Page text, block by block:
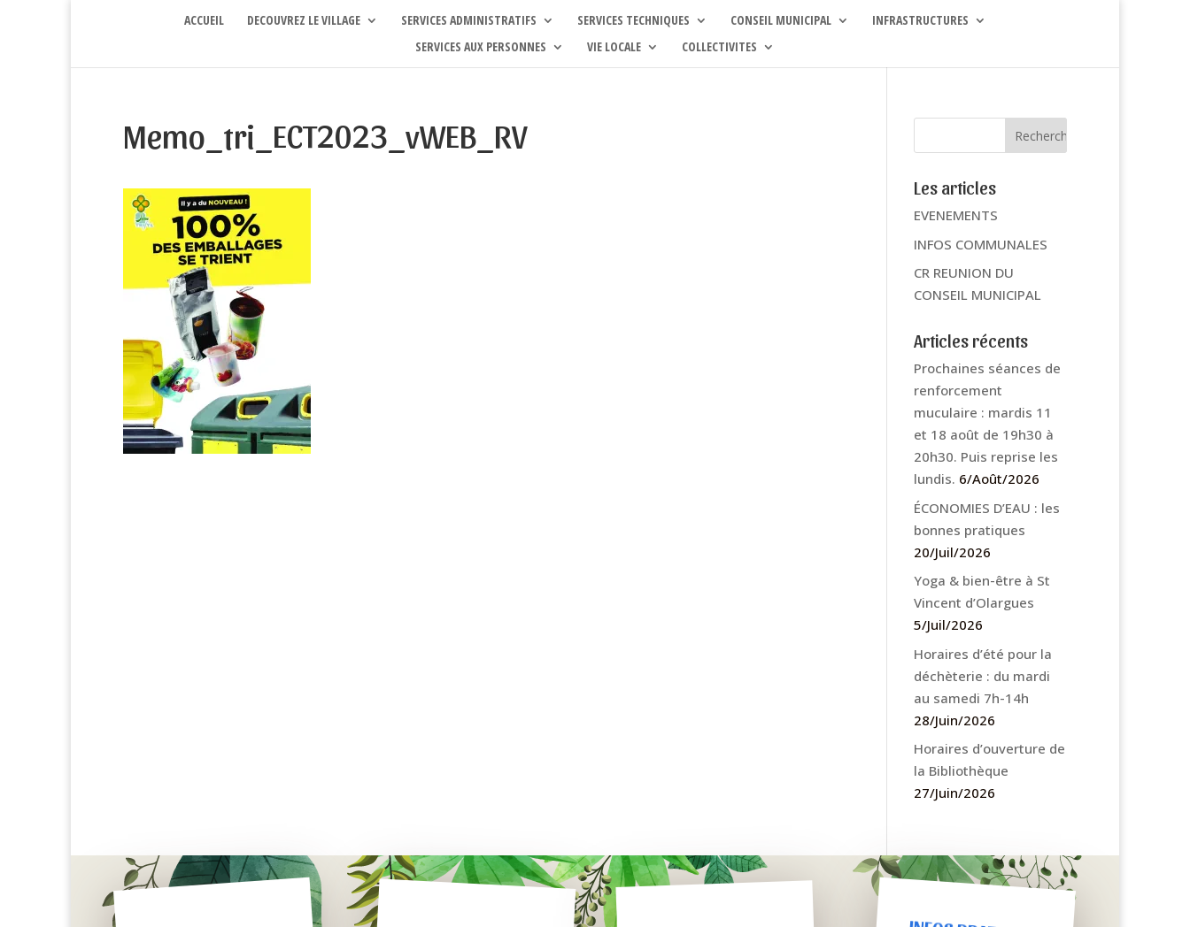
ACCUEIL DECOUVREZ LE VILLAGE SERVICES ADMINISTRATIFS SERVICES TECHNIQUES CONSEIL MUNICIPAL
INFRASTRUCTURES
SERVICES AUX PERSONNES
VIE LOCALE COLLECTIVITES
Memo_tri_ECT2023_vWEB_RV
Les articles
EVENEMENTS
INFOS COMMUNALES
CR REUNION DU
CONSEIL MUNICIPAL
Articles récents
Prochaines séances de
renforcement
muculaire : mardis 11
et 18 août de 19h30 à
20h30. Puis reprise les
lundis. 6/Août/2026
ÉCONOMIES D’EAU : les
bonnes pratiques
20/Juil/2026
Yoga & bien-être à St
Vincent d’Olargues
5/Juil/2026
Horaires d’été pour la
déchèterie : du mardi
au samedi 7h-14h
28/Juin/2026
Horaires d’ouverture de
la Bibliothèque
27/Juin/2026